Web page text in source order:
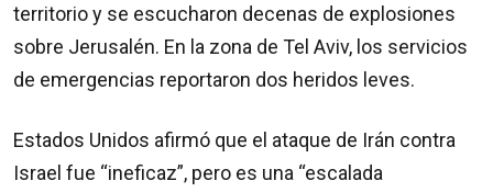
territorio y se escucharon decenas de explosiones
sobre Jerusalén. En la zona de Tel Aviv, los servicios
de emergencias reportaron dos heridos leves.
Estados Unidos afirmó que el ataque de Irán contra
Israel fue “ineficaz”, pero es una “escalada